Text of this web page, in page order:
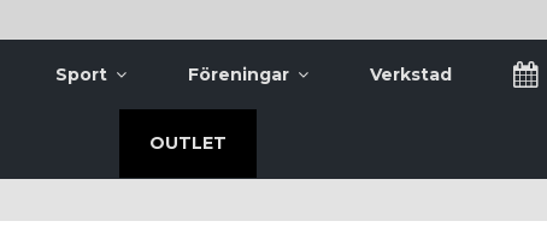
Sport Föreningar Verkstad
OUTLET